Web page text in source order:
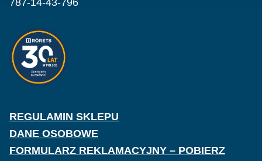
REGULAMIN SKLEPU
DANE OSOBOWE
FORMULARZ REKLAMACYJNY – POBIERZ